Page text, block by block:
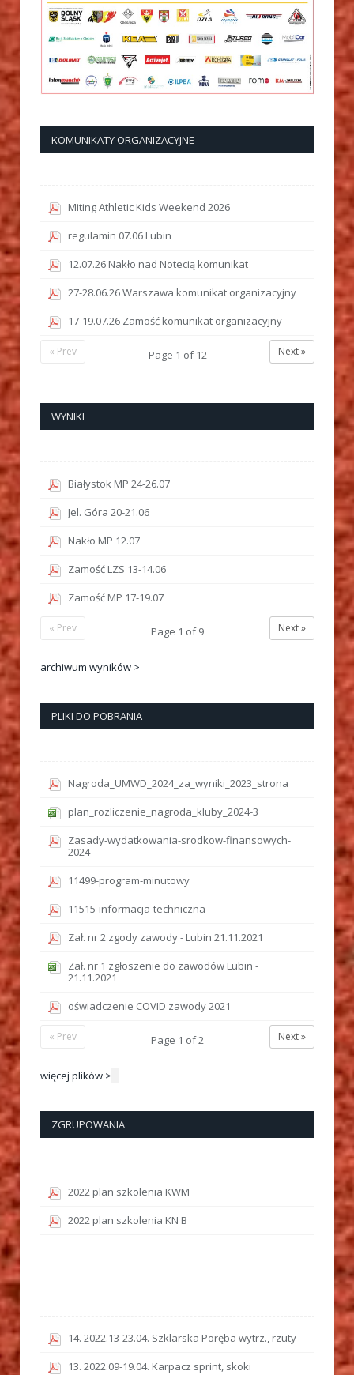
KOMUNIKATY ORGANIZACYJNE
Miting Athletic Kids Weekend 2026
regulamin 07.06 Lubin
12.07.26 Nakło nad Notecią komunikat
27-28.06.26 Warszawa komunikat organizacyjny
17-19.07.26 Zamość komunikat organizacyjny
Next »
Page 1 of12
« Prev
WYNIKI
Białystok MP 24-26.07
Jel. Góra 20-21.06
Nakło MP 12.07
Zamość LZS 13-14.06
Zamość MP 17-19.07
Next »
Page 1 of9
« Prev
archiwum wyników >
PLIKI DO POBRANIA
Nagroda_UMWD_2024_za_wyniki_2023_strona
plan_rozliczenie_nagroda_kluby_2024-3
Zasady-wydatkowania-srodkow-finansowych-
2024
11499-program-minutowy
11515-informacja-techniczna
Zał. nr 2 zgody zawody - Lubin 21.11.2021
Zał. nr 1 zgłoszenie do zawodów Lubin -
21.11.2021
oświadczenie COVID zawody 2021
Next »
Page 1 of2
« Prev
więcej plików >
ZGRUPOWANIA
2022 plan szkolenia KWM
2022 plan szkolenia KN B
14. 2022.13-23.04. Szklarska Poręba wytrz., rzuty
13. 2022.09-19.04. Karpacz sprint, skoki